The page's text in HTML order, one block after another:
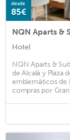
desde
85€
NQN Aparts &
Hotel
NQN Aparts &
de Alcalá y Plaza
emblemáticos de
compras por Gran